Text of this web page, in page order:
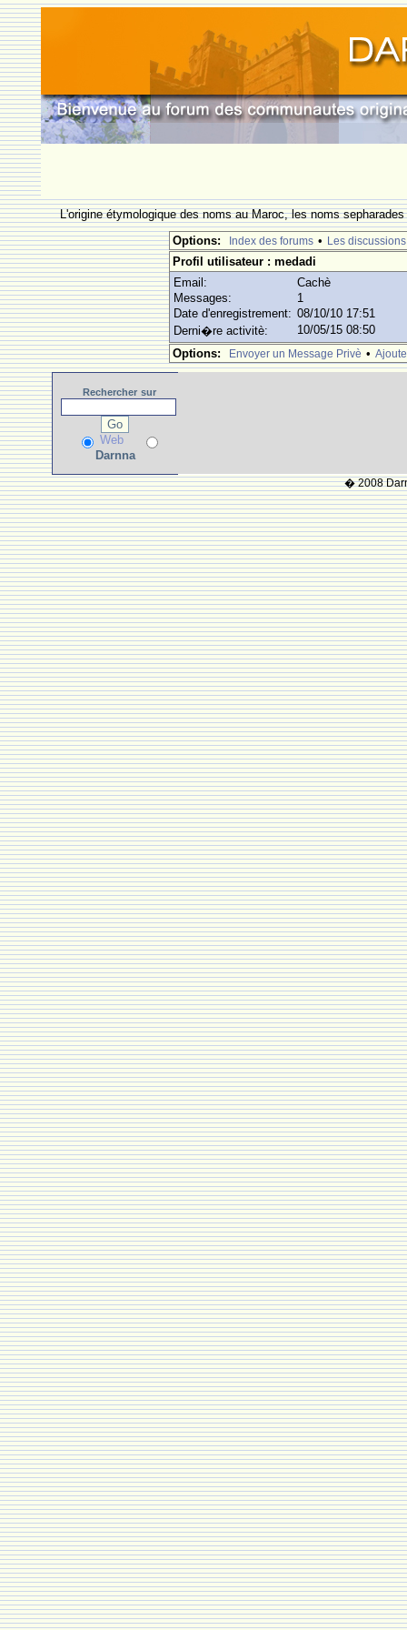
L'origine étymologique des noms au Maroc, les noms
Options:
Index des forums • Les discussions
Profil utilisateur : medadi
Email:
Cachè
Messages:
1
Date d'enregistrement: 08/10/10 17:51
Derni�re activitè:
10/05/15 08:50
Options:
Envoyer un Message Privè •
Rechercher sur
Web
Darnna
� 2008